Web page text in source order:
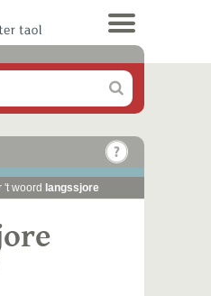
't woord langssjore